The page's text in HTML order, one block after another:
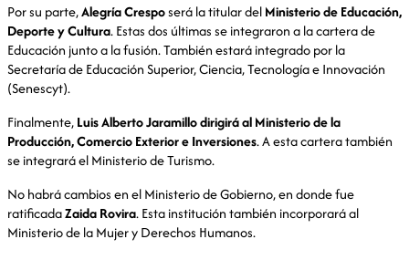
Por su parte,Alegría Cresposerá la titular delMinisterio de Educación,
Deporte y Cultura. Estas dos últimas se integraron a la cartera de
Educación junto a la fusión. También estará integrado por la
Secretaría de Educación Superior, Ciencia, Tecnología e Innovación
(Senescyt).
Finalmente,Luis Alberto Jaramillo dirigirá al Ministerio de la
Producción, Comercio Exterior e Inversiones. A esta cartera también
se integrará el Ministerio de Turismo.
No habrá cambios en el Ministerio de Gobierno, en donde fue
ratificadaZaida Rovira. Esta institución también incorporará al
Ministerio de la Mujer y Derechos Humanos.